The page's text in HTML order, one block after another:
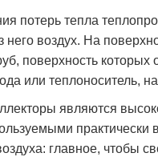
потерь тепла
него воздух. На
поверхность
или теплоноситель,
являются
главное, чтобы